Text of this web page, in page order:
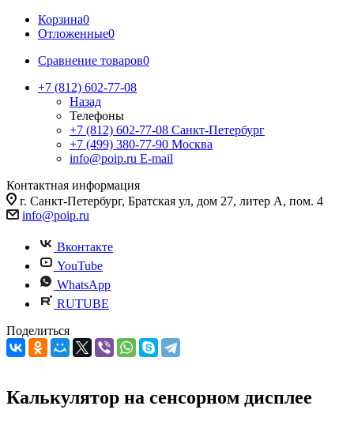
Корзина0
Отложенные0
Сравнение товаров0
+7 (812) 602-77-08
Назад
Телефоны
+7 (812) 602-77-08 Санкт-Петербург
+7 (499) 380-77-90 Москва
info@poip.ru E-mail
Контактная информация
г. Санкт-Петербург, Братская ул, дом 27, литер А, пом. 4
info@poip.ru
Вконтакте
YouTube
WhatsApp
RUTUBE
Поделиться
Калькулятор на сенсорном дисплее